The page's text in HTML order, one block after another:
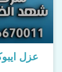
عزل